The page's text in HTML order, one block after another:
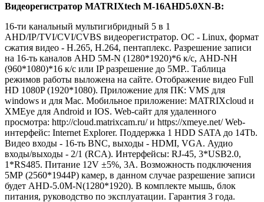
Видеорегистратор MATRIXtech M-16AHD5.0XN-B:
16-ти канальный мультигибридный 5 в 1
AHD/IP/TVI/CVI/CVBS видеорегистратор. ОС - Linux, формат
сжатия видео - H.265, H.264, пентаплекс. Разрешение записи
на 16-ть каналов AНD 5M-N (1280*1920)*6 к/с, AНD-NH
(960*1080)*16 к/с или IP разрешение до 5МP.. Таблица
режимов работы выложена на сайте. Отображение видео Full
HD 1080P (1920*1080). Приложение для ПК: VMS для
windows и для Mac. Мобильное приложение: MATRIXcloud и
XMEye для Android и IOS. Web-сайт для удаленного
просмотра: http://cloud.matrixcam.ru/ и https://xmeye.net/ Web-
интерфейс: Internet Explorer. Поддержка 1 HDD SATA до 14Tb.
Видео входы - 16-ть BNC, выходы - HDMI, VGA. Аудио
входы/выходы - 2/1 (RCA). Интерфейсы: RJ-45, 3*USB2.0,
1*RS485. Питание 12V ±5%, 3А. Возможность подключения
5МР (2560*1944P) камер, в данном случае разрешение записи
будет AHD-5.0M-N(1280*1920). В комплекте мышь, блок
питания, руководство по эксплуатации. Гарантия 3 года.